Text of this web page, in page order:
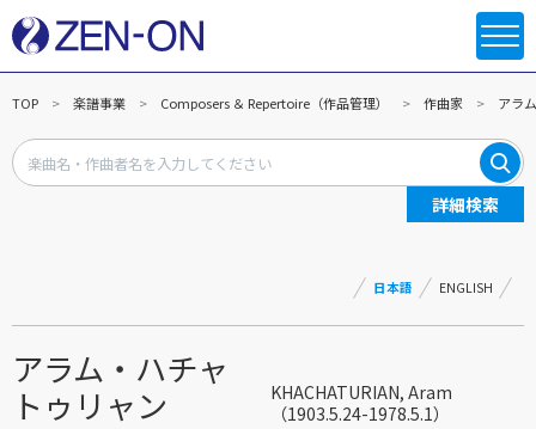
TOP 楽譜事業 Composers ＆ Repertoire（作品管理） 作曲家 アラ
詳細検索
日本語 ENGLISH
アラム・ハチャ
トゥリャン
KHACHATURIAN, Aram
（1903.5.24-1978.5.1）